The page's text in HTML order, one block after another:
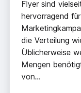
Flyer sind
hervorragend
die Verteilung
Üblicherweise
Mengen
von…